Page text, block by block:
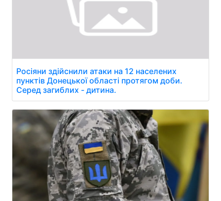
Росіяни здійснили атаки на 12 населених
пунктів Донецької області протягом доби.
Серед загиблих - дитина.